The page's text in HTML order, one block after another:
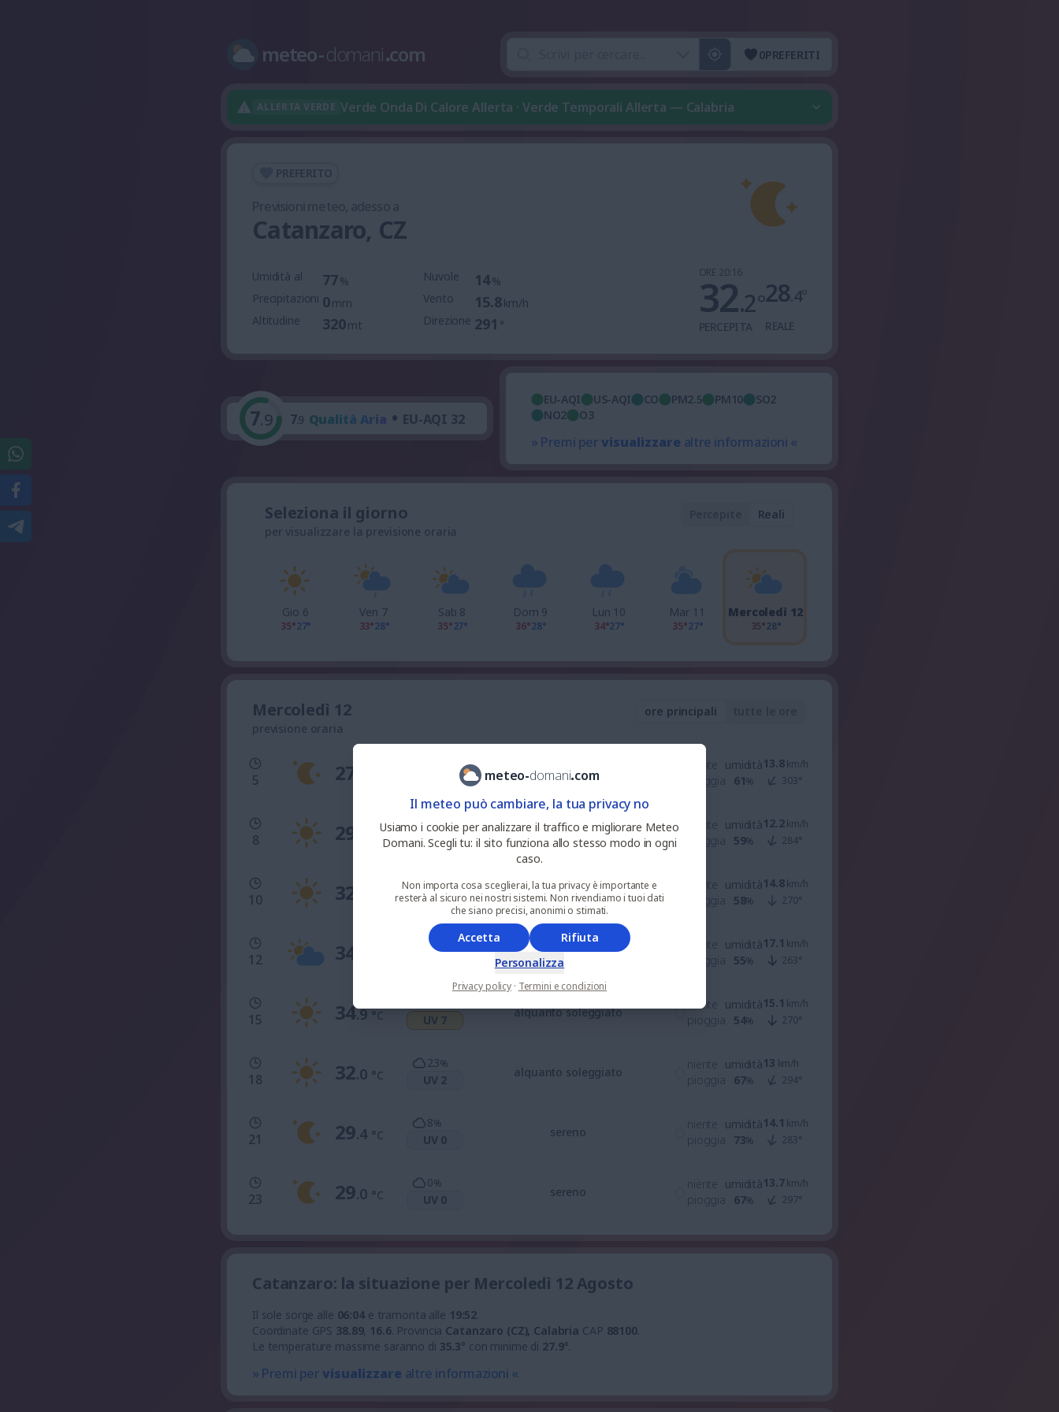
meteo-domani.com 0PREFERITI
ALLERTA VERDE Verde Onda Di Calore Allerta · Verde Temporali Allerta — Calabria
Catanzaro, CZ
Umidità al 77%
Precipitazioni 0mm
Altitudine
320mt
Nuvole 14%
Vento
15.8km/h
Direzione 291 °
ORE 20:16
32.2°
PERCEPITA
28.4°
REALE
7.9 7.9 Qualità Aria • EU-AQI 32
EU-AQI US-AQI CO PM2.5 PM10
SO2
NO2
O3
» Premi pervisualizzare altre informazioni «
Seleziona il giorno
per visualizzare la previsione oraria
Reali
Gio 6
35°27°
Ven 7
33°28°
Sab 8
35°27°
Dom 9
36°28°
Lun 10
34°27°
Mar 11
35°27°
Mercoledì 12
35°28°
Mercoledì 12
previsione oraria
ore principali
5 27 sereno
niente
pioggia
umidità
61%
13.8km/h
303°
8 29 °C
0%
UV 1
soleggiato
niente
pioggia
umidità
59%
12.2km/h
284°
10 32 4%
UV 5
soleggiato
niente
pioggia
umidità
58%
14.8km/h
270°
12 34 27
parzialmente nuvoloso
niente
pioggia
umidità
55%
17.1 km/h
263°
15 34.9 °C UV 7
alquanto soleggiato
niente
pioggia
umidità
54%
15.1 km/h
270°
18 32.0 °C
23%
UV 2
alquanto soleggiato
niente
pioggia
umidità
67%
13 km/h
294°
21 29.4°C
8%
UV 0
sereno
niente
pioggia
umidità
73%
14.1 km/h
283°
23 29.0 °C
0%
UV 0
sereno
niente
pioggia
umidità
67%
13.7km/h
297°
Catanzaro: la situazione per Mercoledì 12 Agosto
Il sole sorge alle 06:04e tramonta alle 19:52.
Coordinate GPS 38.89, 16.6. Provincia Catanzaro (CZ), Calabria CAP 88100.
Le temperature massime saranno di 35.3° con minime di 27.9°.
» Premi pervisualizzare altre informazioni «
meteo-domani.com
Il meteo può cambiare, la tua privacy no
Usiamo i cookie per analizzare il traffico e migliorare Meteo
Domani. Scegli tu: il sito funziona allo stesso modo in ogni
caso.
Non importa cosa sceglierai, la tua privacy è importante e
resterà al sicuro nei nostri sistemi. Non rivendiamo i tuoi dati
che siano precisi, anonimi o stimati.
Accetta
Rifiuta
Personalizza
Privacy policy · Termini e condizioni